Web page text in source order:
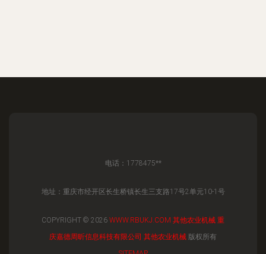
电话：1778475**
地址：重庆市经开区长生桥镇长生三支路17号2单元10-1号
COPYRIGHT © 2026 WWW.RBUKJ.COM 其他农业机械 重
庆嘉德周昕信息科技有限公司 其他农业机械 版权所有